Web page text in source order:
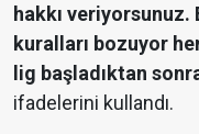
hakkı veriyorsunuz.
kuralları bozuyor
lig başladıktan
ifadelerini kullandı.